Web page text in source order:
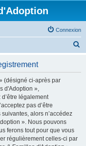
Connexion
(désigné ci-après par
d'Adoption »,
légalement
pas d’être
alors n’accédez
». Nous pouvons
ferons tout pour que vous
régulièrement celles-ci par